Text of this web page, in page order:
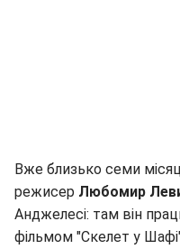
Вже близько семи
режисер Любомир
Анджелесі: там він
фільмом "Скелет у